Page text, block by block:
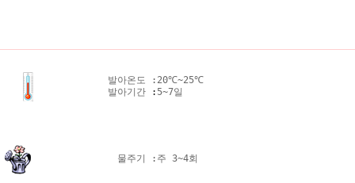
발아온도 :
발아기간
:
20℃~25℃
5~7일
물주기 : 주 3~4회